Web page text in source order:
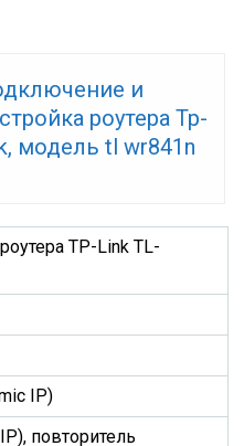
и
роутера Tp-
модель tl wr841n
TP-Link TL-
IP)
повторитель